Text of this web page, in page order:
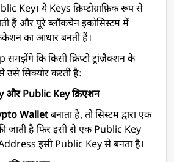
Key। ये Keys क्रिप्टोग्राफ़िक रूप से
हैं और पूरे ब्लॉकचेन इकोसिस्टम में
का आधार बनती हैं।
कि किसी क्रिप्टो ट्रांज़ैक्शन के
उसे सिक्योर करती है:
और Public Key क्रिएशन
Walletबनाता है, तो सिस्टम द्वारा एक
जाती है फिर इसी से एक Public Key
इसी Public Key से बनता है।